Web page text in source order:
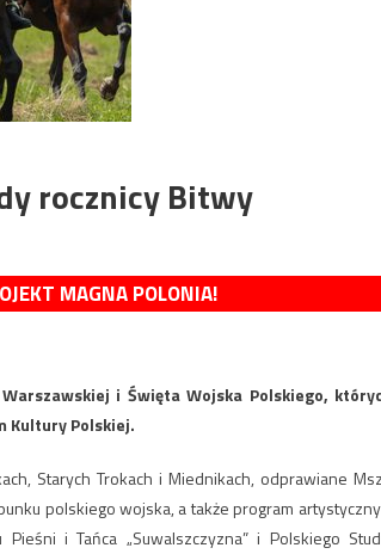
rocznicy Bitwy
MAGNA POLONIA!
i Święta Wojska Polskiego,
Kultury Polskiej.
Starych Trokach i Miednikach, odprawiane
polskiego wojska, a także program
i Tańca „Suwalszczyzna” i Polskiego